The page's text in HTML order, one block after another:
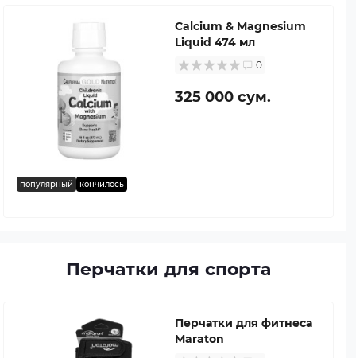
популярный кончилось
Calcium & Magnesium
Liquid 474 мл
0
325 000 сум.
Перчатки для спорта
Перчатки для фитнеса
Maraton